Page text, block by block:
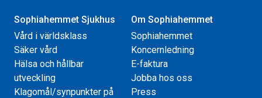
Sophiahemmet Sjukhus
Vård i världsklass
Säker vård
Hälsa och hållbar
utveckling
Klagomål/synpunkter på
Om Sophiahemmet
Sophiahemmet
Koncernledning
E-faktura
Jobba hos oss
Press